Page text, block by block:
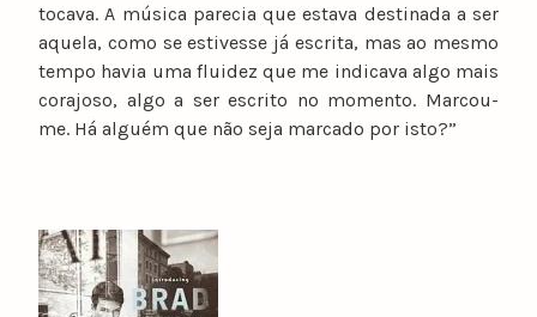
tocava. A música parecia que estava destinada a ser
aquela, como se estivesse já escrita, mas ao mesmo
tempo havia uma fluidez que me indicava algo mais
corajoso, algo a ser escrito no momento. Marcou-
me. Há alguém que não seja marcado por isto?”